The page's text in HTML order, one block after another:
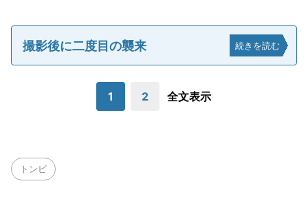
撮影後に二度目の襲来 続きを読む
1 2 全文表示
トンビ